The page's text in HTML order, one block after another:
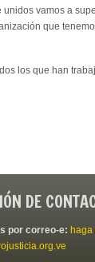
vamos a
que
los que han
DE
por correo-e: haga